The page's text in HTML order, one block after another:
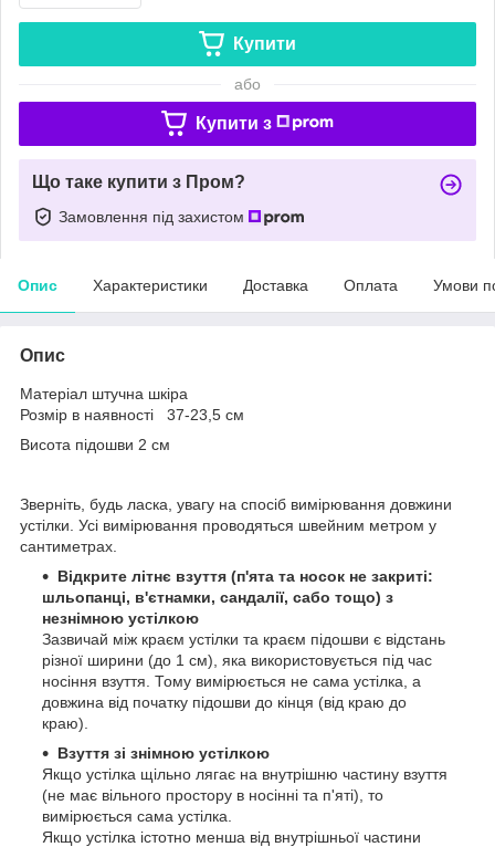
Купити
або
Купити з
Що таке купити з Пром?
Замовлення під захистом
Опис Характеристики Доставка Оплата Умови
Опис
Матеріал штучна шкіра
Розмір в наявності 37-23,5 см
Висота підошви 2 см
Зверніть, будь ласка, увагу на спосіб вимірювання довжини
устілки. Усі вимірювання проводяться швейним метром у
сантиметрах.
Відкрите літнє взуття (п'ята та носок не закриті:
шльопанці, в'єтнамки, сандалії, сабо тощо) з
незнімною устілкою
Зазвичай між краєм устілки та краєм підошви є відстань
різної ширини (до 1 см), яка використовується під час
носіння взуття. Тому вимірюється не сама устілка, а
довжина від початку підошви до кінця (від краю до
краю).
Взуття зі знімною устілкою
Якщо устілка щільно лягає на внутрішню частину взуття
(не має вільного простору в носінні та п'яті), то
вимірюється сама устілка.
Якщо устілка істотно менша від внутрішньої частини